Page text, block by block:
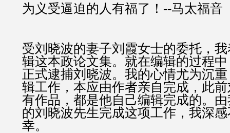
为义受逼迫的人有福了！--马太福音
受刘晓波的妻子刘霞女士的委托，
辑这本政论文集。就在编辑的过程
正式逮捕刘晓波。我的心情尤为沉
辑工作，本应由作者亲自完成，此
有作品，都是他自己编辑完成的。
的刘晓波先生完成这项工作，我深
幸。